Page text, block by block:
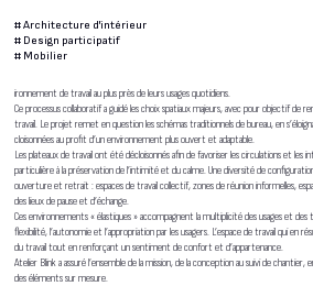
#Architecture d'intérieur
# Design participatif
# Mobilier
ironnement de travail au plus près de leurs usages quotidiens.
Ce processus collaboratif a guidé les choix spatiaux majeurs, avec pour objectif de
travail. Le projet remet en question les schémas traditionnels de bureau, en
cloisonnées au profit d’un environnement plus ouvert et adaptable.
Les plateaux de travail ont été décloisonnés afin de favoriser les circulations et
particulière à la préservation de l’intimité et du calme. Une diversité de
ouverture et retrait : espaces de travail collectif, zones de réunion informelles,
des lieux de pause et d’échange.
Ces environnements « élastiques » accompagnent la multiplicité des usages et
flexibilité, l’autonomie et l’appropriation par les usagers. L’espace de travail qui en
du travail tout en renforçant un sentiment de confort et d’appartenance.
Atelier Blink a assuré l’ensemble de la mission, de la conception au suivi de
des éléments sur mesure.